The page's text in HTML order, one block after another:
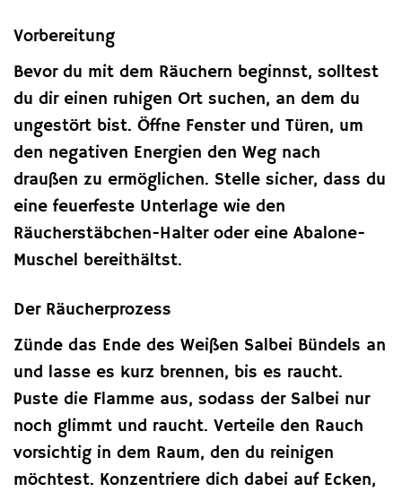
Vorbereitung
Bevor du mit dem Räuchern beginnst, solltest
du dir einen ruhigen Ort suchen, an dem du
ungestört bist. Öffne Fenster und Türen, um
den negativen Energien den Weg nach
draußen zu ermöglichen. Stelle sicher, dass du
eine feuerfeste Unterlage wie den
Räucherstäbchen-Halter oder eine Abalone-
Muschel bereithältst.
Der Räucherprozess
Zünde das Ende des Weißen Salbei Bündels an
und lasse es kurz brennen, bis es raucht.
Puste die Flamme aus, sodass der Salbei nur
noch glimmt und raucht. Verteile den Rauch
vorsichtig in dem Raum, den du reinigen
möchtest. Konzentriere dich dabei auf Ecken,